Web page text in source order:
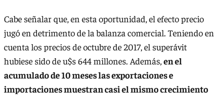
Cabe señalar que, en esta oportunidad, el efecto precio
jugó en detrimento de la balanza comercial. Teniendo en
cuenta los precios de octubre de 2017, el superávit
hubiese sido de u$s 644 millones. Además,en el
acumulado de 10 meses las exportaciones e
importaciones muestran casi el mismo crecimiento